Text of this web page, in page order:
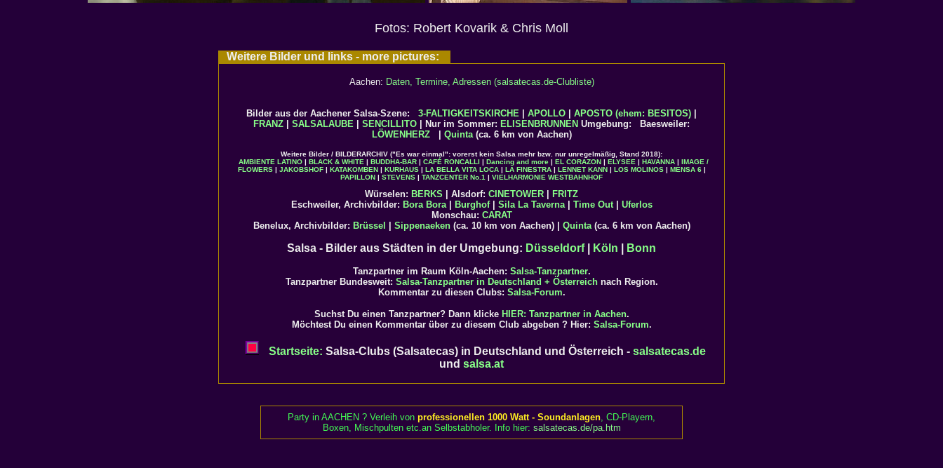
Fotos: Robert Kovarik & Chris Moll
Weitere Bilder und links - more pictures:
Aachen: Daten, Termine, Adressen (salsatecas.de-Clubliste)
Bilder aus der Aachener Salsa-Szene: 3-FALTIGKEITSKIRCHE APOLLO APOSTO (ehem: BESITOS)
FRANZ
SALSALAUBE SENCILLITO | Nur im Sommer: ELISENBRUNNEN Umgebung: Baesweiler:
LÖWENHERZ| Quinta(ca. 6 km von Aachen)
Weitere Bilder / BILDERARCHIV ("Es war einmal": vorerst kein Salsa mehr bzw. nur unregelmäßig, Stand 2018):
AMBIENTE LATINO | BLACK & WHITE | BUDDHA-BAR | CAFÉ RONCALLI | Dancing and more | EL CORAZON | ELYSEE | HAVANNA | IMAGE /
FLOWERS| JAKOBSHOF| KATAKOMBEN| KURHAUS| LA BELLA VITA LOCA| LA FINESTRA| LENNET KANN| LOS MOLINOS| MENSA 6|
PAPILLON | STEVENS | TANZCENTER No.1 | VIELHARMONIE WESTBAHNHOF
Würselen: BERKS | Alsdorf: CINETOWER
FRITZ
Eschweiler, Archivbilder: Bora Bora| Burghof| Sila La Taverna| Time Out| Uferlos
Monschau: CARAT
Benelux, Archivbilder: Brüssel Sippenaeken(ca. 10 km von Aachen) | Quinta(ca. 6 km von Aachen)
Salsa - Bilder aus Städten in der Umgebung: Düsseldorf| Köln Bonn
Tanzpartner im Raum Köln-Aachen: Salsa-Tanzpartner.
Tanzpartner Bundesweit: Salsa-Tanzpartner in Deutschland + Österreichnach Region.
Kommentar zu diesen Clubs: Salsa-Forum.
Suchst Du einen Tanzpartner? Dann klicke HIER: Tanzpartner in Aachen.
Möchtest Du einen Kommentar über zu diesem Club abgeben ? Hier: Salsa-Forum.
Startseite: Salsa-Clubs (Salsatecas) in Deutschland und Österreich - salsatecas.de
und salsa.at
Party in AACHEN ? Verleih von professionellen 1000 Watt - Soundanlagen, CD-Playern,
Boxen, Mischpulten etc.an Selbstabholer. Info hier: salsatecas.de/pa.htm